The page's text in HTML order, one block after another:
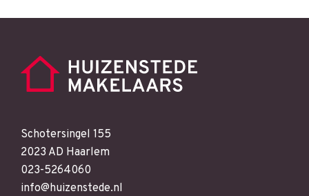
Schotersingel 155
2023 AD Haarlem
023-5264060
info@huizenstede.nl